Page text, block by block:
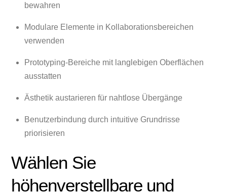
bewahren
Modulare Elemente in Kollaborationsbereichen
verwenden
Prototyping-Bereiche mit langlebigen Oberflächen
ausstatten
Ästhetik austarieren für nahtlose Übergänge
Benutzerbindung durch intuitive Grundrisse
priorisieren
Wählen Sie
höhenverstellbare und